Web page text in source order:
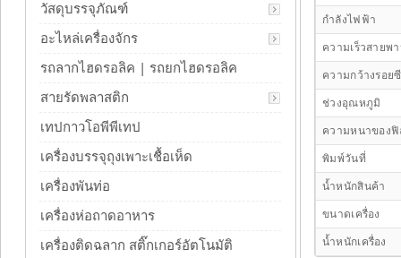
กำลังไฟฟ้า
ความเร็วสายพ
ความกว้างรอย
ช่วงอุณหภูมิ
ความหนาของ
พิมพ์วันที่
น้ำหนักสินค้า
ขนาดเครื่อง
น้ำหนักเครื่อง
วัสดุบรรจุภัณฑ์
อะไหล่เครื่องจักร
รถลากไฮดรอลิค | รถยกไฮดรอลิค
สายรัดพลาสติก
เทปกาวโอพีพีเทป
เครื่องบรรจุถุงเพาะเชื้อเห็ด
เครื่องพันท่อ
เครื่องห่อถาดอาหาร
เครื่องติดฉลาก สติ๊กเกอร์อัตโนมัติ